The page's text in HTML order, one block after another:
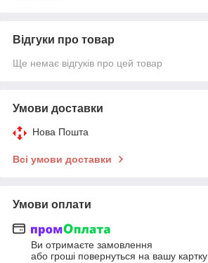
Відгуки про товар
Ще немає відгуків про цей товар
Умови доставки
Нова Пошта
Всі умови доставки
Умови оплати
Ви отримаєте замовлення
або гроші повернуться на вашу картку